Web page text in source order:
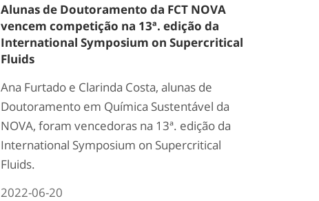
Alunas de Doutoramento da FCT NOVA
vencem competição na 13ª. edição da
International Symposium on Supercritical
Fluids
Ana Furtado e Clarinda Costa, alunas de
Doutoramento em Química Sustentável da
NOVA, foram vencedoras na 13ª. edição da
International Symposium on Supercritical
Fluids.
2022-06-20